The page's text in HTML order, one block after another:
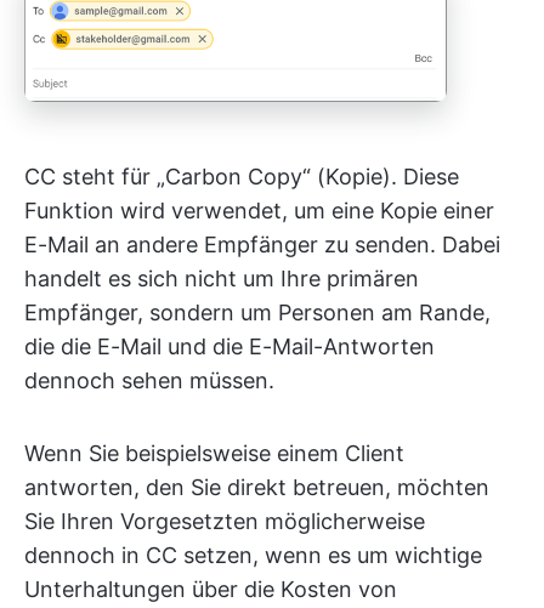
CC steht für „Carbon Copy“ (Kopie). Diese
Funktion wird verwendet, um eine Kopie einer
E-Mail an andere Empfänger zu senden. Dabei
handelt es sich nicht um Ihre primären
Empfänger, sondern um Personen am Rande,
die die E-Mail und die E-Mail-Antworten
dennoch sehen müssen.
Wenn Sie beispielsweise einem Client
antworten, den Sie direkt betreuen, möchten
Sie Ihren Vorgesetzten möglicherweise
dennoch in CC setzen, wenn es um wichtige
Unterhaltungen über die Kosten von